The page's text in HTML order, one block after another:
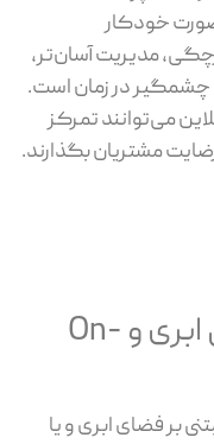
خودکار
مدیریت آسان‌تر،
در زمان است.
می‌توانند تمرکز
مشتریان بگذارند.
نرم افزارهای فروشگاهی ابری و On-
بر فضای ابری و یا